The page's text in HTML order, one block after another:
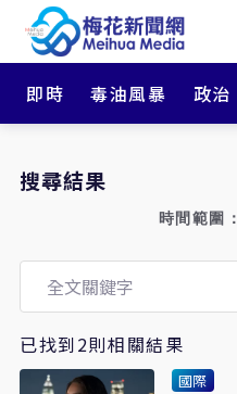
即時 毒油風暴 政治
搜尋結果
時間範圍：
已找到2則相關結果
國際